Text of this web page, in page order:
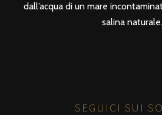
dall’acqua di un mare
salina naturale.
SEGUICI SUI